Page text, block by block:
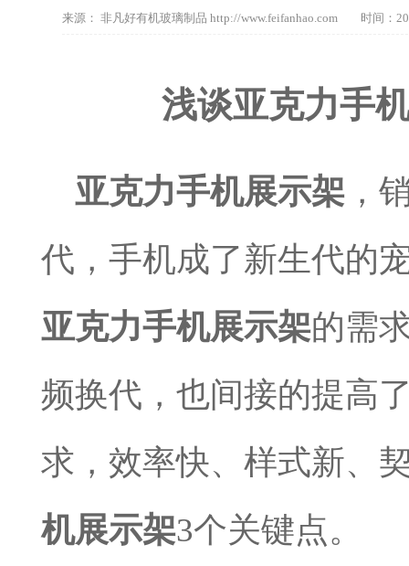
来源： 非凡好有机玻璃制品 http://www.feifanhao.com 时间：
浅谈亚克力手
亚克力手机展示架 ，
代，手机成了新生代的
亚克力手机展示架的需
频换代，也间接的提高
求，效率快、样式新、
机展示架3个关键点。